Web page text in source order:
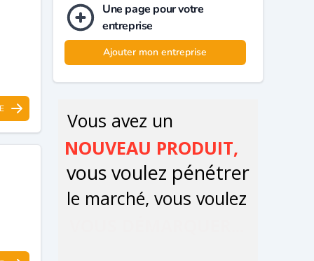
Une page pour votre
entreprise
Ajouter mon entreprise